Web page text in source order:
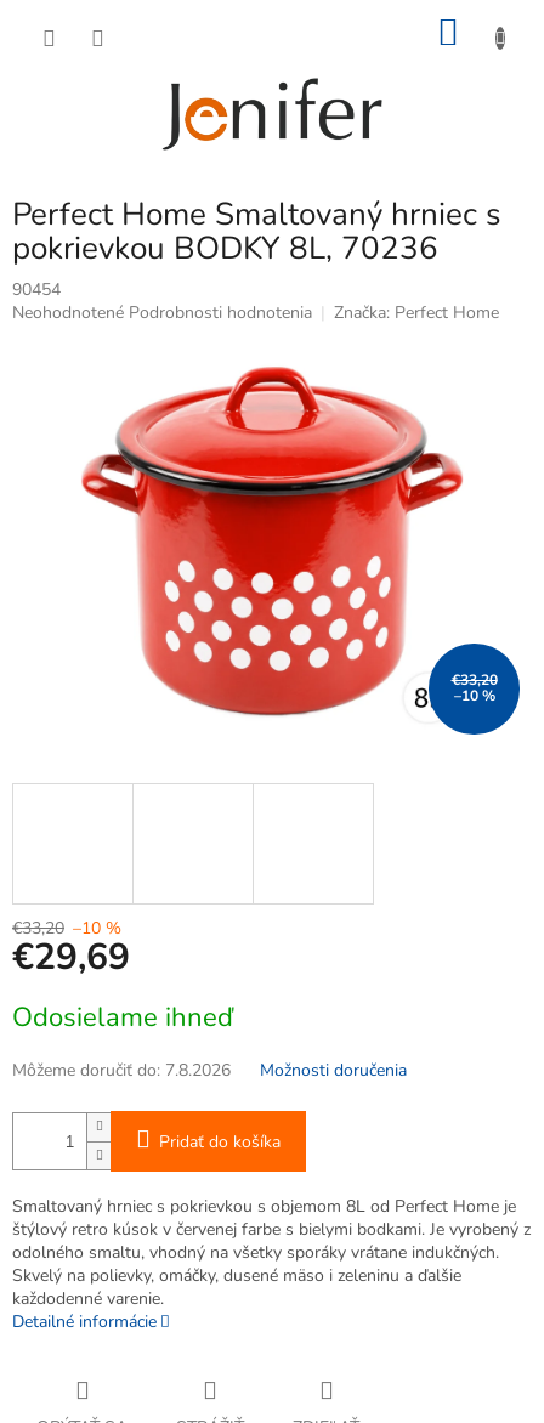
Perfect Home Smaltovaný hrniec s
pokrievkou BODKY 8L, 70236
90454
Priemerné
hviezdičiek.
Neohodnotené Podrobnosti hodnotenia Značka: Perfect Home
€33,20
–10 %
€33,20 –10 %
€29,69
cena:
Odosielame ihneď
Môžeme doručiť do: 7.8.2026 Možnosti doručenia
Pridať do košíka
Smaltovaný hrniec s pokrievkou s objemom 8L od Perfect Home je
štýlový retro kúsok v červenej farbe s bielymi bodkami. Je vyrobený z
odolného smaltu, vhodný na všetky sporáky vrátane indukčných.
Skvelý na polievky, omáčky, dusené mäso i zeleninu a ďalšie
každodenné varenie.
Detailné informácie